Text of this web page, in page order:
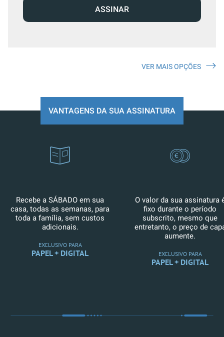
ASSINAR
VER MAIS OPÇÕES
VANTAGENS DA SUA ASSINATURA
Recebe a SÁBADO em sua
casa, todas as semanas, para
toda a família, sem custos
adicionais.
EXCLUSIVO PARA
PAPEL + DIGITAL
O valor da sua assinatura
fixo durante o período
subscrito, mesmo que
entretanto, o preço de
aumente.
EXCLUSIVO PARA
PAPEL + DIGITAL